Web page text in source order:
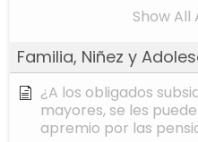
Show
Familia, Niñez y
¿A los obligados
mayores, se les
apremio por las